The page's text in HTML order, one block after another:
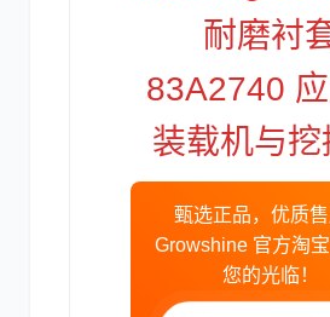
耐磨衬
83A2740
装载机与挖
甄选正品，优质售
Growshine 官方淘
您的光临！